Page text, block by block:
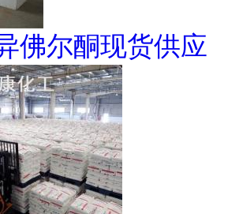
佛尔酮现货供应